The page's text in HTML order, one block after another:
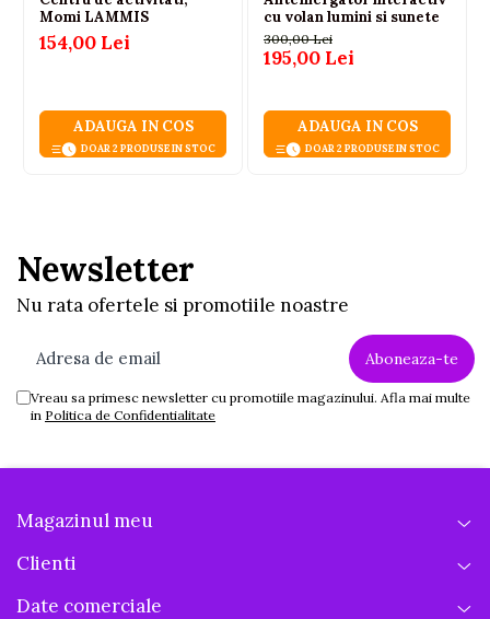
Momi LAMMIS
154,00 Lei
ADAUGA IN COS
DOAR 2 PRODUSE IN STOC
cu volan lumini si sunete
300,00 Lei
195,00 Lei
ADAUGA IN COS
DOAR 2 PRODUSE IN STOC
Newsletter
Nu rata ofertele si promotiile noastre
Vreau sa primesc newsletter cu promotiile magazinului. Afla mai multe
in Politica de Confidentialitate
Magazinul meu
Clienti
Date comerciale